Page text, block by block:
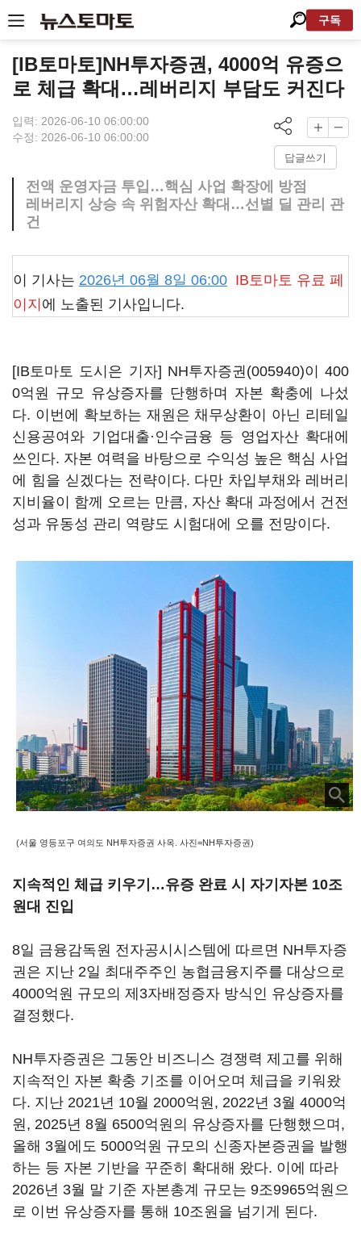
구독
[IB토마토]NH투자증권, 4000억 유증으
로 체급 확대…레버리지 부담도 커진다
입력: 2026-06-10 06:00:00
수정: 2026-06-10 06:00:00
답글쓰기
전액 운영자금 투입…핵심 사업 확장에 방점
레버리지 상승 속 위험자산 확대…선별 딜 관리 관
건
이 기사는 2026년 06월 8일 06:00 IB토마토 유료 페
이지 에 노출된 기사입니다.
[IB토마토 도시은 기자] NH투자증권(005940)이 400
0억원 규모 유상증자를 단행하며 자본 확충에 나섰
다. 이번에 확보하는 재원은 채무상환이 아닌 리테일
신용공여와 기업대출·인수금융 등 영업자산 확대에
쓰인다. 자본 여력을 바탕으로 수익성 높은 핵심 사업
에 힘을 싣겠다는 전략이다. 다만 차입부채와 레버리
지비율이 함께 오르는 만큼, 자산 확대 과정에서 건전
성과 유동성 관리 역량도 시험대에 오를 전망이다.
(서울 영등포구 여의도 NH투자증권 사옥. 사진=NH투자증권)
지속적인 체급 키우기…유증 완료 시 자기자본 10조
원대 진입
8일 금융감독원 전자공시시스템에 따르면 NH투자증
권은 지난 2일 최대주주인 농협금융지주를 대상으로
4000억원 규모의 제3자배정증자 방식인 유상증자를
결정했다.
NH투자증권은 그동안 비즈니스 경쟁력 제고를 위해
지속적인 자본 확충 기조를 이어오며 체급을 키워왔
다. 지난 2021년 10월 2000억원, 2022년 3월 4000억
원, 2025년 8월 6500억원의 유상증자를 단행했으며,
올해 3월에도 5000억원 규모의 신종자본증권을 발행
하는 등 자본 기반을 꾸준히 확대해 왔다. 이에 따라
2026년 3월 말 기준 자본총계 규모는 9조9965억원으
로 이번 유상증자를 통해 10조원을 넘기게 된다.